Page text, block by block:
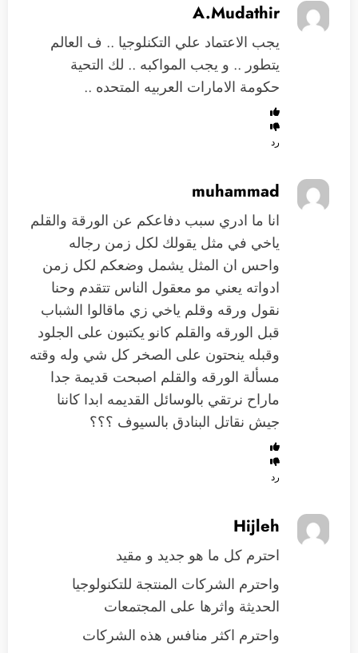
A.Mudathir
يجب الاعتماد علي التكنلوجيا .. ف العالم
يتطور .. و يجب المواكبه .. لك التحية
حكومة الامارات العربيه المتحده ..
رد
muhammad
انا ما ادري سبب دفاعكم عن الورقة والقلم
ياخي في مثل يقولك لكل زمن رجاله
واحس ان المثل يشمل وضعكم لكل زمن
ادواته يعني مو معقول الناس تتقدم وحنا
نقول ورقه وقلم ياخي زي ماقالوا الشباب
قبل الورقه والقلم كانو يكتبون على الجلود
وقبله ينحتون على الصخر كل شي وله وقته
مسألة الورقه والقلم اصبحت قديمة جدا
ماراح نرتقي بالوسائل القديمه ابدا كاننا
جيش نقاتل البنادق بالسيوف ؟؟؟
رد
Hijleh
احترم كل ما هو جديد و مقيد
واحترم الشركات المنتجة للتكنولوجيا
الحديثة واثرها على المجتمعات
واحترم اكثر منافس هذه الشركات